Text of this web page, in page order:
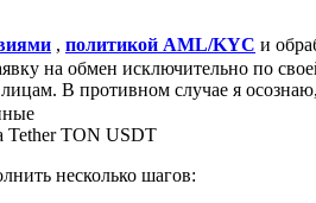
, политикой AML/KYC и
на обмен исключительно по
В противном случае я
TON USDT
несколько шагов: